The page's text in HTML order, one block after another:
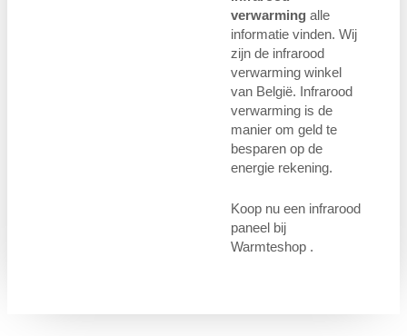
verwarming alle
informatie vinden. Wij
zijn de infrarood
verwarming winkel
van België. Infrarood
verwarming is de
manier om geld te
besparen op de
energie rekening.
Koop nu een infrarood
paneel bij
Warmteshop .